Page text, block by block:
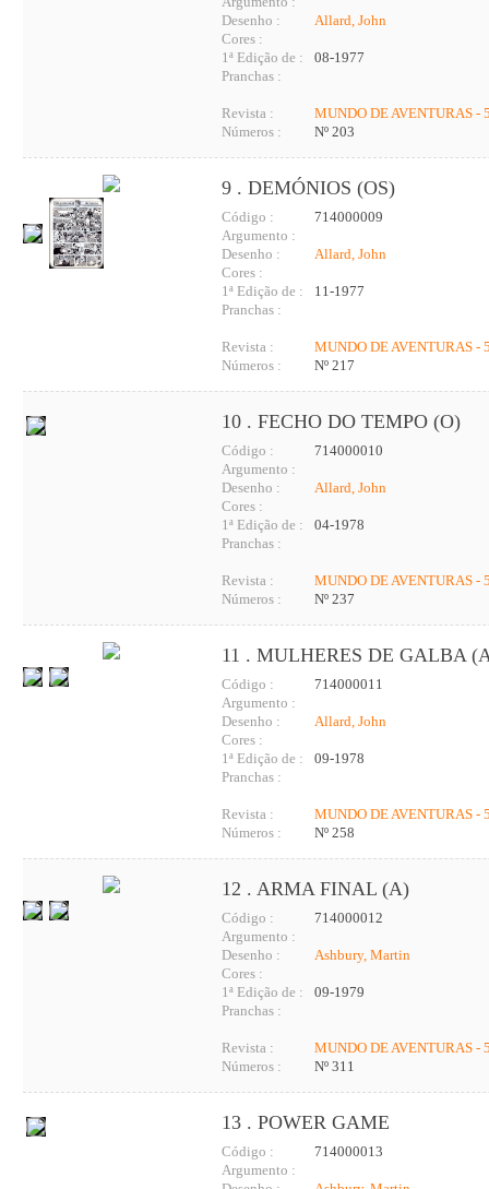
Desenho :
Allard, John
Cores :
1ª Edição de :
08-1977
Pranchas :
Revista :
MUNDO DE AVENTURAS -
Números :
Nº 203
9 . DEMÓNIOS (OS)
Código :
714000009
Argumento :
Desenho :
Allard, John
Cores :
1ª Edição de :
11-1977
Pranchas :
Revista :
MUNDO DE AVENTURAS -
Números :
Nº 217
10 . FECHO DO TEMPO (O)
Código :
714000010
Argumento :
Desenho :
Allard, John
Cores :
1ª Edição de :
04-1978
Pranchas :
Revista :
MUNDO DE AVENTURAS -
Números :
Nº 237
11 . MULHERES DE GALBA
Código :
714000011
Argumento :
Desenho :
Allard, John
Cores :
1ª Edição de :
09-1978
Pranchas :
Revista :
MUNDO DE AVENTURAS -
Números :
Nº 258
12 . ARMA FINAL (A)
Código :
714000012
Argumento :
Desenho :
Ashbury, Martin
Cores :
1ª Edição de :
09-1979
Pranchas :
Revista :
MUNDO DE AVENTURAS -
Números :
Nº 311
13 . POWER GAME
Código :
714000013
Argumento :